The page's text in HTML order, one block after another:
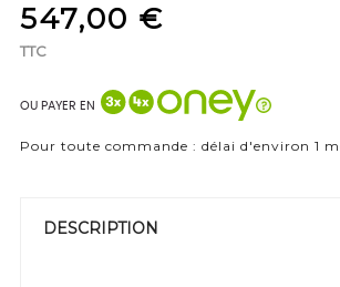
547,00 €
TTC
OU PAYER EN
Pour toute commande : délai d'environ 1
DESCRIPTION